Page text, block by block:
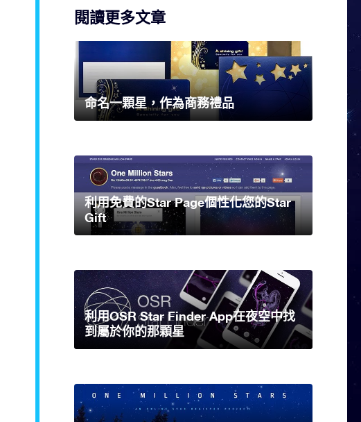
閱讀更多文章
命名一顆星，作為商務禮品
利用免費的Star Page個性化您的Star
Gift
利用OSR Star Finder App在夜空中找
到屬於你的那顆星